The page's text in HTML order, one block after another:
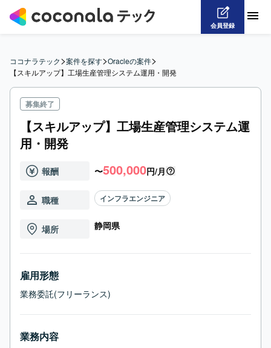
会員登録
ココナラテック>案件を探す>Oracleの案件>
【スキルアップ】工場生産管理システム運用・開発
募集終了
【スキルアップ】工場生産管理システム運
用・開発
報酬 〜500,000円/月
職種 インフラエンジニア
場所 静岡県
雇用形態
業務委託(フリーランス)
業務内容